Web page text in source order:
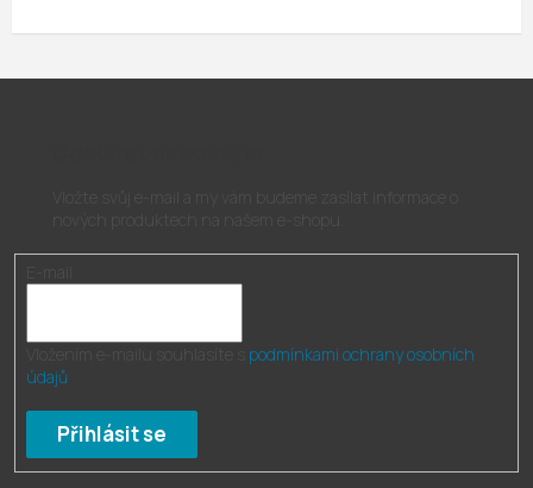
podmínkami ochrany osobních
údajů
Přihlásit se